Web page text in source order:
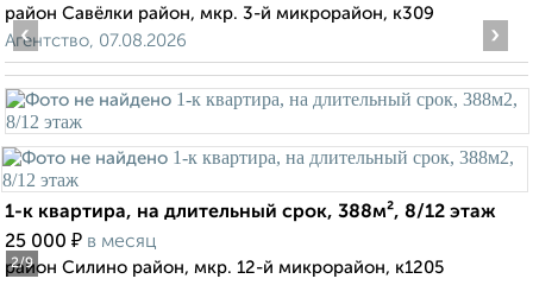
район Савёлки район, мкр. 3-й микрорайон, к309
Агентство, 07.08.2026
2/9
‹ ›
1-к квартира, на длительный срок, 388м², 8/12 этаж
25 000 ₽ в месяц
район Силино район, мкр. 12-й микрорайон, к1205